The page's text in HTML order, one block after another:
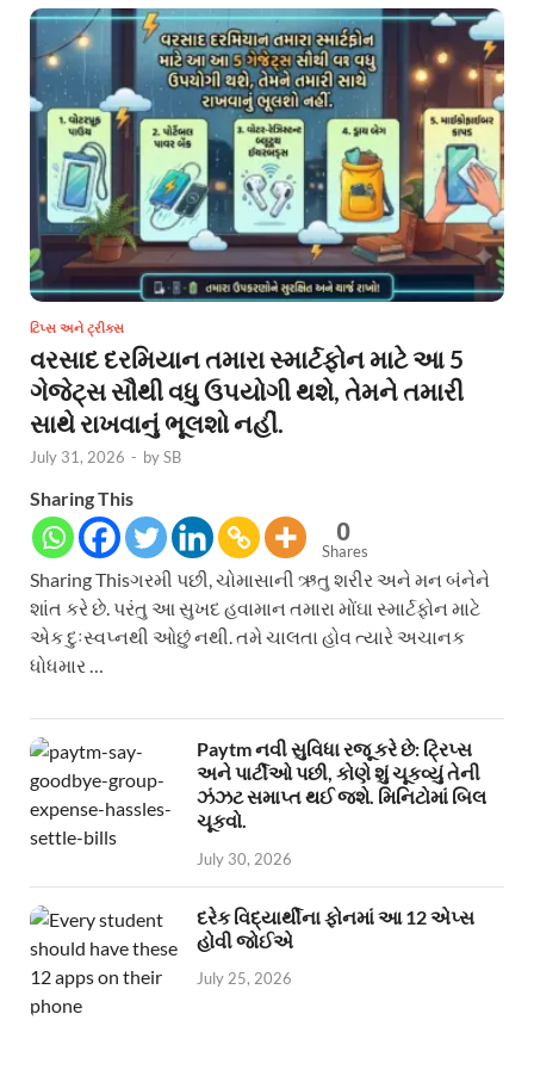
ટિપ્સ અને ટ્રીક્સ
વરસાદ દરમિયાન તમારા સ્માર્ટફોન માટે આ 5
ગેજેટ્સ સૌથી વધુ ઉપયોગી થશે, તેમને તમારી
સાથે રાખવાનું ભૂલશો નહીં.
July 31, 2026 - bySB
Sharing This
0
Shares
Sharing Thisગરમી પછી, ચોમાસાની ઋતુ શરીર અને મન બંનેને
શાંત કરે છે. પરંતુ આ સુખદ હવામાન તમારા મોંઘા સ્માર્ટફોન માટે
એક દુઃસ્વપ્નથી ઓછું નથી. તમે ચાલતા હોવ ત્યારે અચાનક
ધોધમાર …
Paytm નવી સુવિધા રજૂ કરે છે: ટ્રિપ્સ
અને પાર્ટીઓ પછી, કોણે શું ચૂકવ્યું તેની
ઝંઝટ સમાપ્ત થઈ જશે. મિનિટોમાં બિલ
ચૂકવો.
July 30, 2026
દરેક વિદ્યાર્થીના ફોનમાં આ 12 એપ્સ
હોવી જોઈએ
July 25, 2026